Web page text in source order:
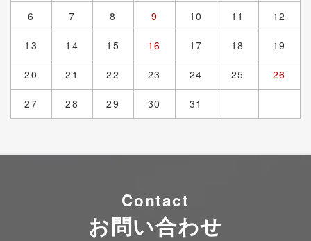
6 7 8 9 10 11 12
13 14 15 16 17 18 19
20 21 22 23 24 25 26
27 28 29 30 31
Contact
お問い合わせ